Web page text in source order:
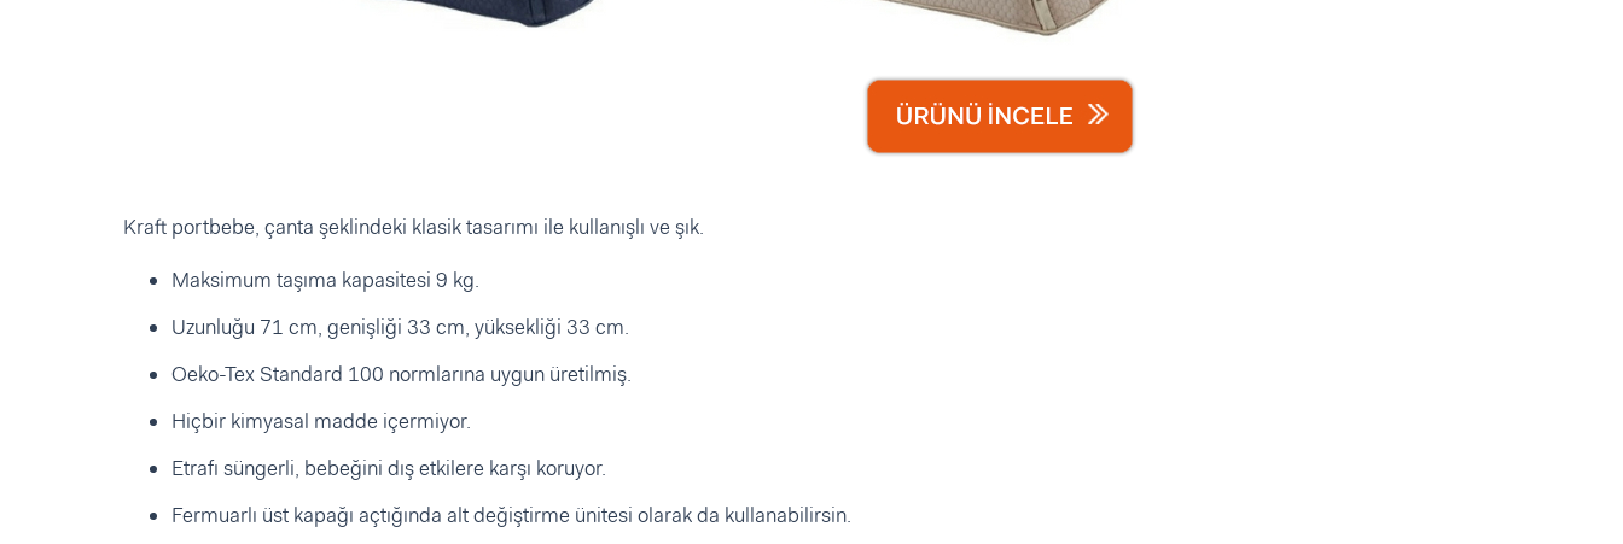
Kraft portbebe, çanta şeklindeki klasik tasarımı ile kullanışlı ve şık.
Maksimum taşıma kapasitesi 9 kg.
Uzunluğu 71 cm, genişliği 33 cm, yüksekliği 33 cm.
Oeko-Tex Standard 100 normlarına uygun üretilmiş.
Hiçbir kimyasal madde içermiyor.
Etrafı süngerli, bebeğini dış etkilere karşı koruyor.
Fermuarlı üst kapağı açtığında alt değiştirme ünitesi olarak da kullanabilirsin.